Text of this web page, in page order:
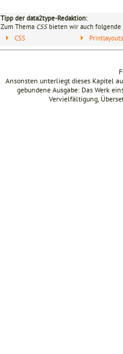
Tipp der data2type-Redaktion:
Zum Thema CSSbieten wir auch folgende
CSS
Ansonsten unterliegt dieses Kapitel
gebundene Ausgabe: Das Werk
Vervielfältigung,